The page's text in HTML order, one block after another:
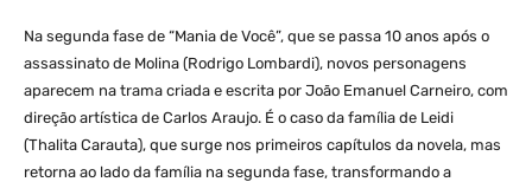
Na segunda fase de “Mania de Você”, que se passa 10 anos após o
assassinato de Molina (Rodrigo Lombardi), novos personagens
aparecem na trama criada e escrita por João Emanuel Carneiro, com
direção artística de Carlos Araujo. É o caso da família de Leidi
(Thalita Carauta), que surge nos primeiros capítulos da novela, mas
retorna ao lado da família na segunda fase, transformando a